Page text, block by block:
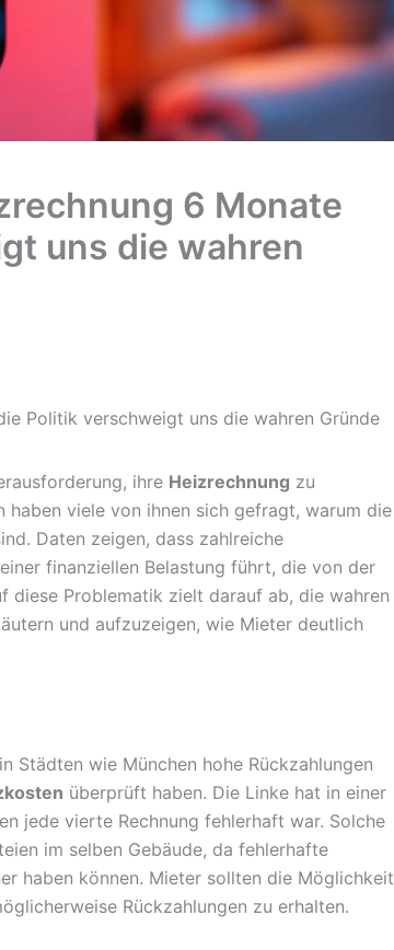
6 Monate
uns die wahren
Politik verschweigt uns die wahren Gründe
ihre Heizrechnung zu
viele von ihnen sich gefragt, warum die
Daten zeigen, dass zahlreiche
finanziellen Belastung führt, die von der
diese Problematik zielt darauf ab, die wahren
und aufzuzeigen, wie Mieter deutlich
Städten wie München hohe Rückzahlungen
überprüft haben. Die Linke hat in einer
jede vierte Rechnung fehlerhaft war. Solche
im selben Gebäude, da fehlerhafte
haben können. Mieter sollten die Möglichkeit
Rückzahlungen zu erhalten.